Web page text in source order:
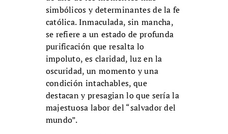
simbólicos y determinantes de la fe
católica. Inmaculada, sin mancha,
se refiere a un estado de profunda
purificación que resalta lo
impoluto, es claridad, luz en la
oscuridad, un momento y una
condición intachables, que
destacan y presagian lo que sería la
majestuosa labor del “salvador del
mundo”.